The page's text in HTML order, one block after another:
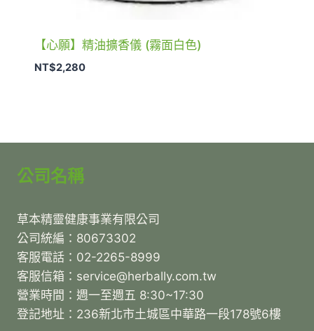
【心願】精油擴香儀 (霧面白色)
NT$2,280
公司名稱
草本精靈健康事業有限公司
公司統編：80673302
客服電話：02-2265-8999
客服信箱：service@herbally.com.tw
營業時間：週一至週五 8:30~17:30
登記地址：236新北市土城區中華路一段178號6樓